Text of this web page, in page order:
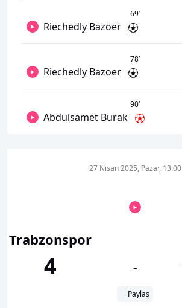
69’
Riechedly Bazoer
78’
Riechedly Bazoer
90’
Abdulsamet Burak
Trabzonspor
4
27 Nisan 2025, Pazar, 13:00
-
Paylaş